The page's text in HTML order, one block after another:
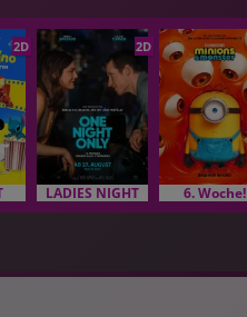
2D 2D
LADIES NIGHT 6. Woche!